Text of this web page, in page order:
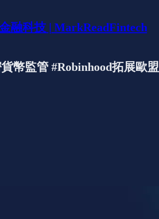
融科技 | MarkReadFintech
幣監管 #Robinhood拓展歐